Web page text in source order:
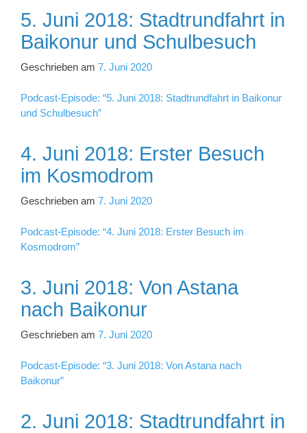
5. Juni 2018: Stadtrundfahrt in
Baikonur und Schulbesuch
Geschrieben am 7. Juni 2020
Podcast-Episode: “5. Juni 2018: Stadtrundfahrt in Baikonur
und Schulbesuch”
4. Juni 2018: Erster Besuch
im Kosmodrom
Geschrieben am 7. Juni 2020
Podcast-Episode: “4. Juni 2018: Erster Besuch im
Kosmodrom”
3. Juni 2018: Von Astana
nach Baikonur
Geschrieben am 7. Juni 2020
Podcast-Episode: “3. Juni 2018: Von Astana nach
Baikonur”
2. Juni 2018: Stadtrundfahrt in